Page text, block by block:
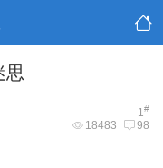
思
1#
18483 98